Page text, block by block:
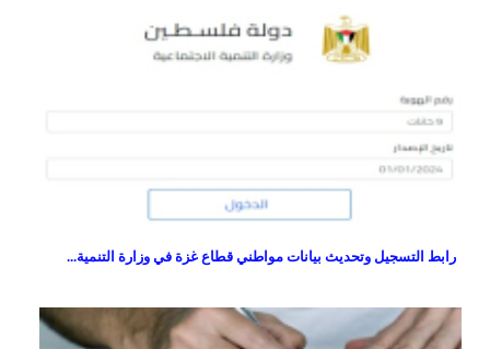
رابط التسجيل وتحديث بيانات مواطني قطاع غزة في وزارة التنمية...